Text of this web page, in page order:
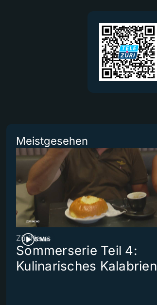
Meistgesehen
5 Min
ZüriNews
Sommerserie Teil 4:
Kulinarisches Kalabrien